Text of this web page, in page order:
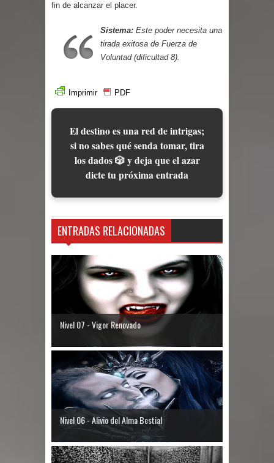
Parte 02: Un Bicho Raro
fin de alcanzar el placer.
Sistema: Este poder necesita una
tirada exitosa de Fuerza de
Voluntad (dificultad 8).
Imprimir PDF
El destino es una red de intrigas;
si no sabes qué senda tomar, tira
los dados 🎲 y deja que el azar
dicte tu próxima entrada
ENTRADAS RELACIONADAS
Nivel 07 - Vigor Renovado
Nivel 06 - Alivio del Alma Bestial